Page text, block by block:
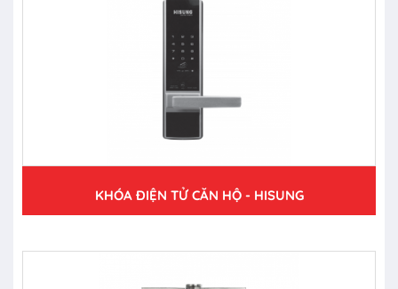
KHÓA ĐIỆN TỬ CĂN HỘ - HISUNG